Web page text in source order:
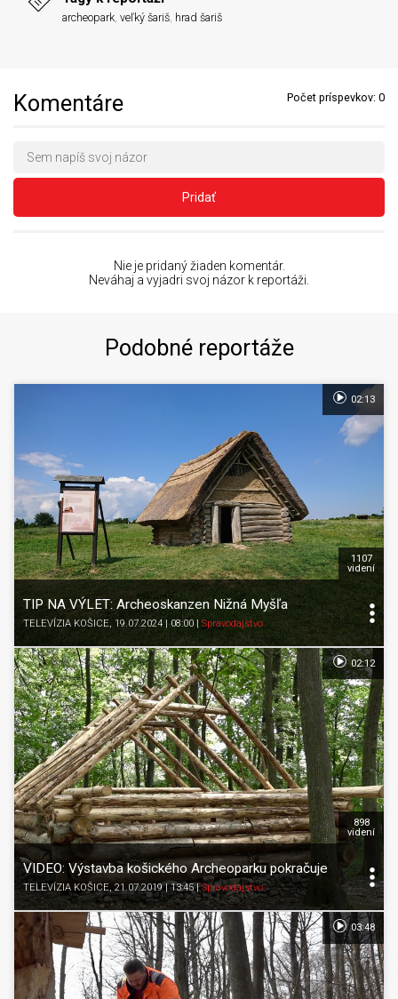
archeopark veľký šariš hrad šariš
Komentáre Počet príspevkov: 0
Pridať
Nie je pridaný žiaden komentár.
Neváhaj a vyjadri svoj názor k reportáži.
Podobné reportáže
TIP NA VÝLET: Archeoskanzen Nižná Myšľa
TELEVÍZIA KOŠICE, 19.07.2024 | 08:00 | Spravodajstvo
1107
videní
02:13
VIDEO: Výstavba košického Archeoparku pokračuje
TELEVÍZIA KOŠICE, 21.07.2019 | 13:45|Spravodajstvo
898
videní
02:12
03:48